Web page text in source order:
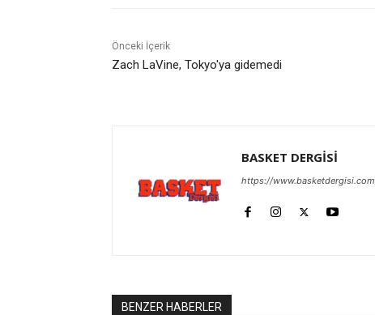
Önceki İçerik
Zach LaVine, Tokyo'ya gidemedi
BASKET DERGİSİ
https://www.basketdergisi.com
BENZER HABERLER